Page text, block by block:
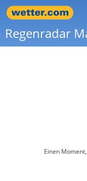
Regenradar
Einen